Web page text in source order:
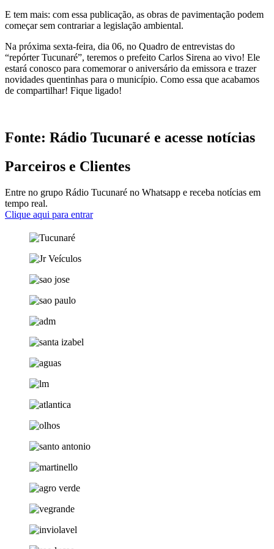
E tem mais: com essa publicação, as obras de pavimentação podem
começar sem contrariar a legislação ambiental.
Na próxima sexta-feira, dia 06, no Quadro de entrevistas do
“repórter Tucunaré”, teremos o prefeito Carlos Sirena ao vivo! Ele
estará conosco para comemorar o aniversário da emissora e trazer
novidades quentinhas para o município. Como essa que acabamos
de compartilhar! Fique ligado!
Fonte: Rádio Tucunaré e acesse notícias
Parceiros e Clientes
Entre no grupo Rádio Tucunaré no Whatsapp e receba notícias em
tempo real.
Clique aqui para entrar